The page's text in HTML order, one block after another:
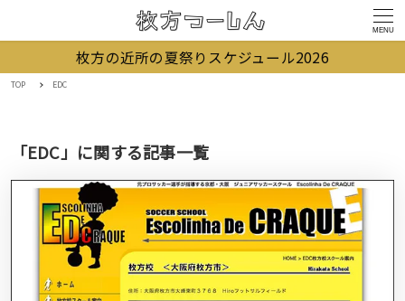
MENU
枚方の近所の夏祭りスケジュール2026
TOP EDC
「EDC」に関する記事一覧